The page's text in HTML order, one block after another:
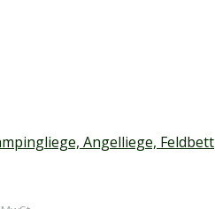
Angelliege, Feldbett